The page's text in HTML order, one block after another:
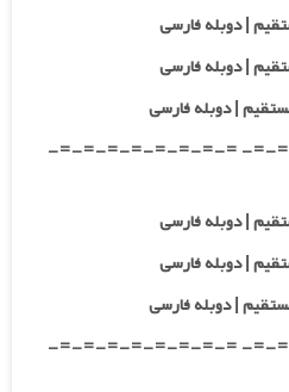
-=-=-=-=-=-=-=-=-=-
-=-=-=-=-=-=-=-=-=-